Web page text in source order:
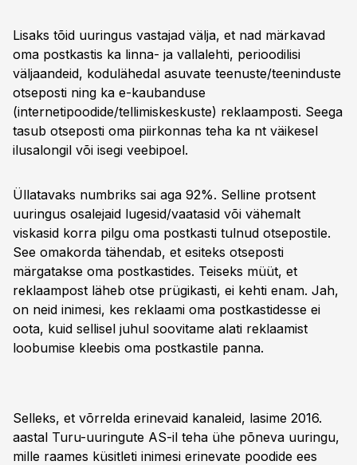
Lisaks tõid uuringus vastajad välja, et nad märkavad
oma postkastis ka linna- ja vallalehti, perioodilisi
väljaandeid, kodulähedal asuvate teenuste/teeninduste
otseposti ning ka e-kaubanduse
(internetipoodide/tellimiskeskuste) reklaamposti. Seega
tasub otseposti oma piirkonnas teha ka nt väikesel
ilusalongil või isegi veebipoel.
Üllatavaks numbriks sai aga 92%. Selline protsent
uuringus osalejaid lugesid/vaatasid või vähemalt
viskasid korra pilgu oma postkasti tulnud otsepostile.
See omakorda tähendab, et esiteks otseposti
märgatakse oma postkastides. Teiseks müüt, et
reklaampost läheb otse prügikasti, ei kehti enam. Jah,
on neid inimesi, kes reklaami oma postkastidesse ei
oota, kuid sellisel juhul soovitame alati reklaamist
loobumise kleebis oma postkastile panna.
Selleks, et võrrelda erinevaid kanaleid, lasime 2016.
aastal Turu-uuringute AS-il teha ühe põneva uuringu,
mille raames küsitleti inimesi erinevate poodide ees